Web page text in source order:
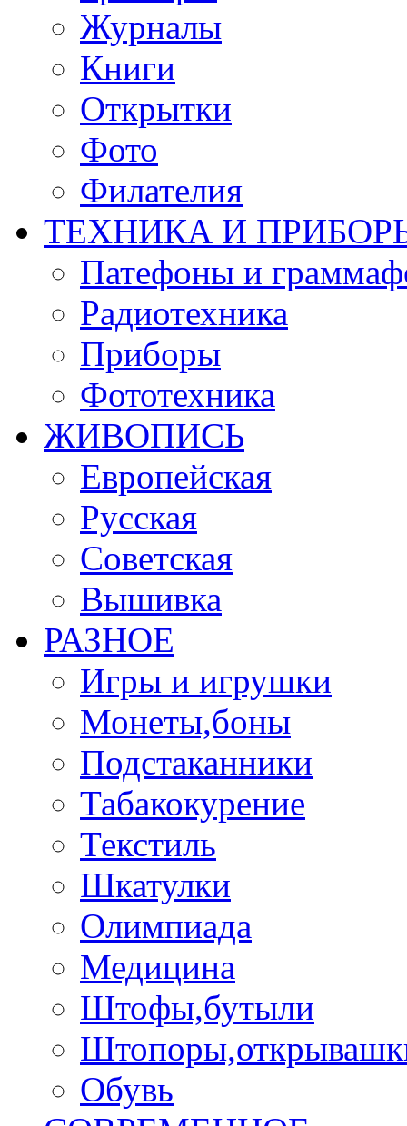
Журналы
Книги
Открытки
Фото
Филателия
ТЕХНИКА И
Патефоны и
Радиотехника
Приборы
Фототехника
ЖИВОПИСЬ
Европейская
Русская
Советская
Вышивка
РАЗНОЕ
Игры и игрушки
Монеты,боны
Подстаканники
Табакокурение
Текстиль
Шкатулки
Олимпиада
Медицина
Штофы,бутыли
Обувь